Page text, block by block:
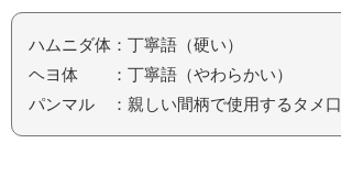
ハムニダ体：丁寧語（硬い）
ヘヨ体 ：丁寧語（やわらかい）
パンマル ：親しい間柄で使用するタメ口